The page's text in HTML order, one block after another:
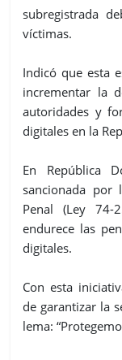
subregistrada
víctimas.
Indicó que esta
incrementar la
autoridades y
digitales en la
En República
sancionada por
Penal (Ley 74-
endurece las
digitales.
Con esta
de garantizar la
lema: